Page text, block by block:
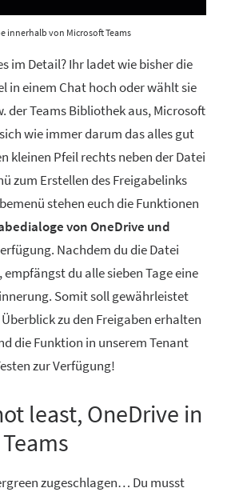
innerhalb von Microsoft Teams
im Detail? Ihr ladet wie bisher die
in einem Chat hoch oder wählt sie
der Teams Bibliothek aus, Microsoft
wie immer darum das alles gut
kleinen Pfeil rechts neben der Datei
zum Erstellen des Freigabelinks
stehen euch die Funktionen
von OneDrive und
Nachdem du die Datei
du alle sieben Tage eine
Somit soll gewährleistet
zu den Freigaben erhalten
die Funktion in unserem Tenant
zur Verfügung!
least, OneDrive in
zugeschlagen… Du musst